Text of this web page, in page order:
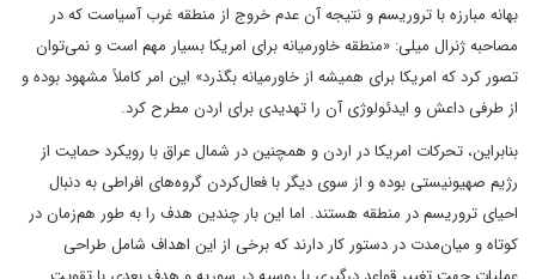
بهانه مبارزه با تروریسم و نتیجه آن عدم خروج از منطقه غرب آسیاست که در
مصاحبه ژنرال میلی: «منطقه خاورمیانه برای امریکا بسیار مهم است و نمی‌توان
تصور کرد که امریکا برای همیشه از خاورمیانه بگذرد» این امر کاملاً مشهود بوده و
از طرفی داعش و ایدئولوژی آن را تهدیدی برای اردن مطرح کرد.
بنابراین، تحرکات امریکا در اردن و همچنین در شمال عراق با رویکرد حمایت از
رژیم صهیونیستی بوده و از سوی دیگر با فعال‌کردن گروه‌های افراطی به دنبال
احیای تروریسم در منطقه هستند. اما این بار چندین هدف را به طور هم‌زمان در
کوتاه و میان‌مدت در دستور کار دارند که برخی از این اهداف شامل طراحی